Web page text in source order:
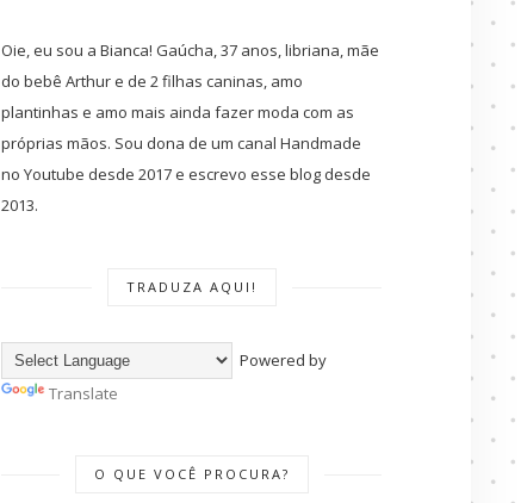
Oie, eu sou a Bianca! Gaúcha, 37 anos, libriana, mãe
do bebê Arthur e de 2 filhas caninas, amo
plantinhas e amo mais ainda fazer moda com as
próprias mãos. Sou dona de um canal Handmade
no Youtube desde 2017 e escrevo esse blog desde
2013.
TRADUZA AQUI!
Powered by
Translate
O QUE VOCÊ PROCURA?